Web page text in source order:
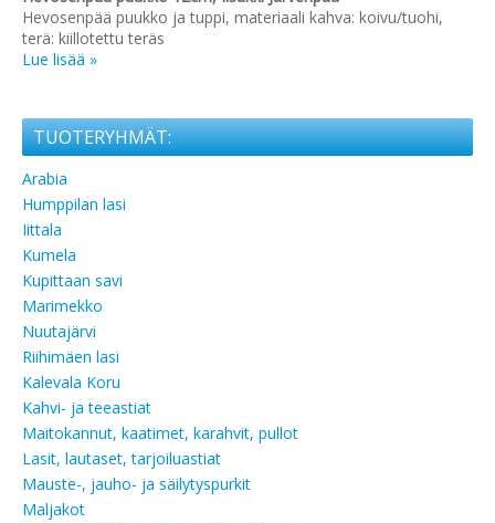
Hevosenpää puukko ja tuppi, materiaali kahva: koivu/tuohi,
terä: kiillotettu teräs
Lue lisää »
TUOTERYHMÄT:
Arabia
Humppilan lasi
Iittala
Kumela
Kupittaan savi
Marimekko
Nuutajärvi
Riihimäen lasi
Kalevala Koru
Kahvi- ja teeastiat
Maitokannut, kaatimet, karahvit, pullot
Lasit, lautaset, tarjoiluastiat
Mauste-, jauho- ja säilytyspurkit
Maljakot